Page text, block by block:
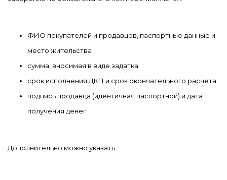
ФИО покупателей и продавцов, паспортные данные и
место жительства
сумма, вносимая в виде задатка
срок исполнения ДКП и срок окончательного расчета
подпись продавца (идентичная паспортной) и дата
получения денег
Дополнительно можно указать: